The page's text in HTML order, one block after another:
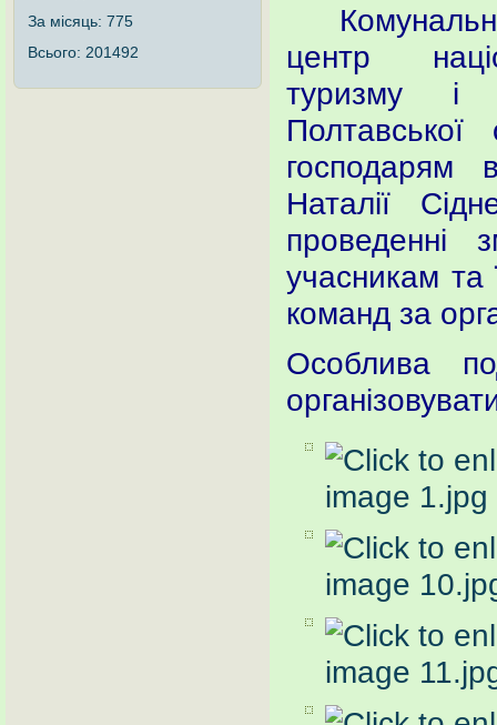
За місяць: 775
Всього: 201492
центр
туризму і
господарям
Наталії
проведенні
учасникам та
команд за
Особлива